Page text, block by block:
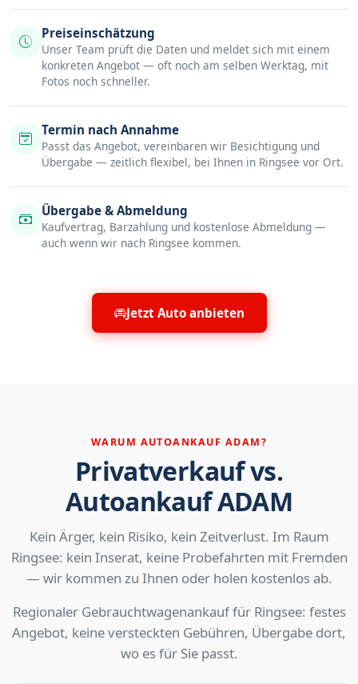
Preiseinschätzung
Unser Team prüft die Daten und meldet sich mit einem
konkreten Angebot — oft noch am selben Werktag, mit
Fotos noch schneller.
Termin nach Annahme
Passt das Angebot, vereinbaren wir Besichtigung und
Übergabe — zeitlich flexibel, bei Ihnen in Ringsee vor Ort.
Übergabe & Abmeldung
Kaufvertrag, Barzahlung und kostenlose Abmeldung —
auch wenn wir nach Ringsee kommen.
Jetzt Auto anbieten
WARUM AUTOANKAUF ADAM?
Privatverkauf vs.
Autoankauf ADAM
Kein Ärger, kein Risiko, kein Zeitverlust. Im Raum
Ringsee: kein Inserat, keine Probefahrten mit Fremden
— wir kommen zu Ihnen oder holen kostenlos ab.
Regionaler Gebrauchtwagenankauf für Ringsee: festes
Angebot, keine versteckten Gebühren, Übergabe dort,
wo es für Sie passt.